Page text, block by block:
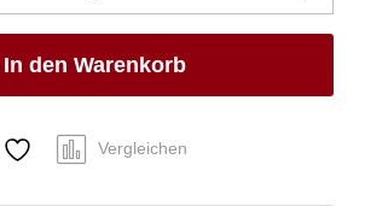
In den Warenkorb
Vergleichen